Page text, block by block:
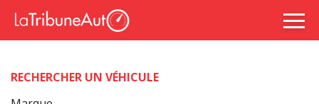
RECHERCHER UN VÉHICULE